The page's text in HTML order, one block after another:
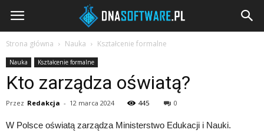
DNAsoftware.pl
Strona główna Nauka Kształcenie formalne
Nauka Kształcenie formalne
Kto zarządza oświatą?
Przez Redakcja - 12 marca 2024 445 0
W Polsce oświatą zarządza Ministerstwo Edukacji i Nauki.